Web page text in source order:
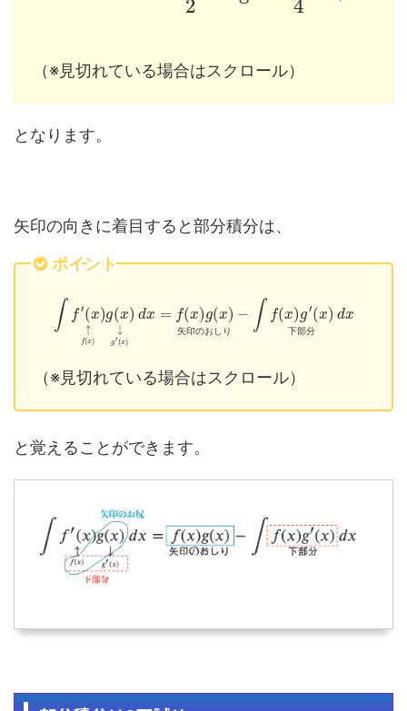
2
4
（※見切れている場合はスクロール）
となります。
矢印の向きに着目すると部分積分は、
ポイント
∫ f ′(x)
↑
f(x)
g(x)
↓
g′(x)
dx = f(x)g(x)
矢印のおし り
− ∫ f(x)g′(x)
下部分
dx
（※見切れている場合はスクロール）
と覚えることができます。